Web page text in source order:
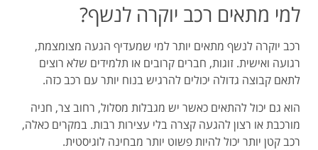
למי מתאים רכב יוקרה לנשף?
רכב יוקרה לנשף מתאים יותר למי שמעדיף הגעה מצומצמת,
רגועה ואישית. זוגות, חברים קרובים או תלמידים שלא רוצים
לתאם קבוצה גדולה יכולים להרגיש בנוח יותר עם רכב כזה.
הוא גם יכול להתאים כאשר יש מגבלות מסלול, רחוב צר, חניה
מורכבת או רצון להגעה קצרה בלי עצירות רבות. במקרים כאלה,
רכב קטן יותר יכול להיות פשוט יותר מבחינה לוגיסטית.